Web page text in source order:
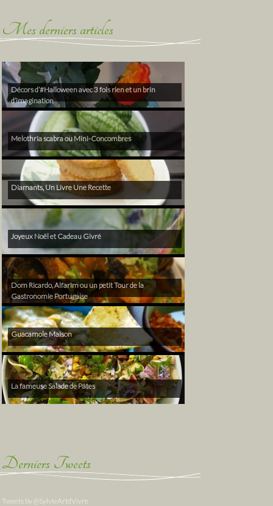
Mes derniers articles
Décors d’#Halloween avec 3 fois rien et un brin
d’imagination
Melothria scabra ou Mini-Concombres
Diamants, Un Livre Une Recette
Joyeux Noël et Cadeau Givré
Dom Ricardo, Alfarim ou un petit Tour de la
Gastronomie Portugaise
Guacamole Maison
La fameuse Salade de Pâtes
Derniers Tweets
Tweets by @SylvieArtdVivre